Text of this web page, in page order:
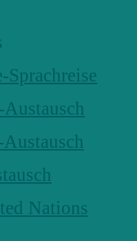
Sprachreise
Nations